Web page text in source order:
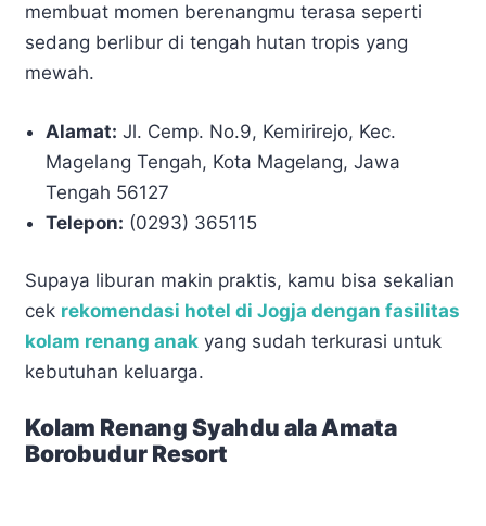
membuat momen berenangmu terasa seperti
sedang berlibur di tengah hutan tropis yang
mewah.
Alamat: Jl. Cemp. No.9, Kemirirejo, Kec.
Magelang Tengah, Kota Magelang, Jawa
Tengah 56127
Telepon: (0293) 365115
Supaya liburan makin praktis, kamu bisa sekalian
cek rekomendasi hotel di Jogja dengan fasilitas
kolam renang anak yang sudah terkurasi untuk
kebutuhan keluarga.
Kolam Renang Syahdu ala Amata
Borobudur Resort